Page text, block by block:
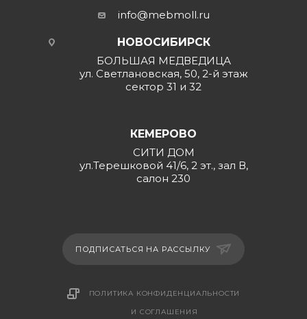
info@mebmoll.ru
НОВОСИБИРСК
БОЛЬШАЯ МЕДВЕДИЦА
ул. Светлановская, 50, 2-й этаж
сектор 31 и 32
КЕМЕРОВО
СИТИ ДОМ
ул.Терешковой 41/6, 2 эт., зал В,
салон 230
ПОДПИСАТЬСЯ НА РАССЫЛКУ
ПОЛИТИКА КОНФИДЕНЦИАЛЬНОСТИ
И СОГЛАШЕНИЯ